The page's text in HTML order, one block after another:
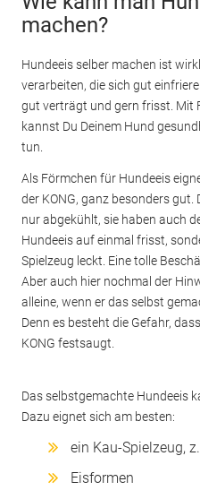
machen?
Hundeeis selber machen ist
verarbeiten, die sich gut
gut verträgt und gern frisst. Mit
kannst Du Deinem Hund
tun.
Als Förmchen für Hundeeis
der KONG, ganz besonders
nur abgekühlt, sie haben auch
Hundeeis auf einmal frisst,
Spielzeug leckt. Eine tolle
Aber auch hier nochmal der
alleine, wenn er das selbst
Denn es besteht die Gefahr,
KONG festsaugt.
Das selbstgemachte Hundeeis
Dazu eignet sich am besten:
ein Kau-Spielzeug,
Eisformen